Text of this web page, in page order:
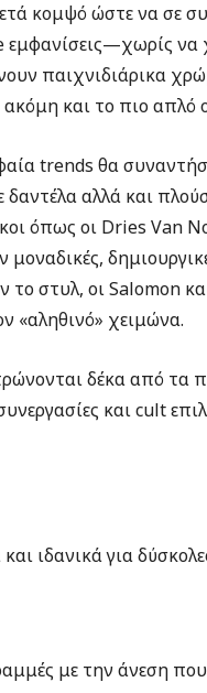
κομψό ώστε να σε
εμφανίσεις—χωρίς
παιχνιδιάρικα
και το πιο απλό
trends θα
δαντέλα αλλά και
όπως οι Dries Van
το στυλ, οι Salomon
«αληθινό» χειμώνα.
δέκα από τα
και cult
ιδανικά για
με την άνεση